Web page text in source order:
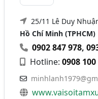
25/11 Lê Duy
Hồ Chí Minh (TPHCM)
0902 847 978,
Hotline:0908